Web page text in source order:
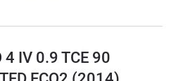
4 IV 0.9 TCE 90